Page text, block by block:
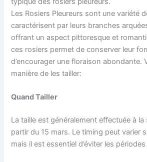
Les Rosiers Pleureurs sont une variété
caractérisent par leurs branches
offrant un aspect pittoresque et
ces rosiers permet de conserver leur
d’encourager une floraison abondante.
manière de les tailler:
Quand Tailler
La taille est généralement effectuée à la
partir du 15 mars. Le timing peut varier
mais il est essentiel d’éviter les